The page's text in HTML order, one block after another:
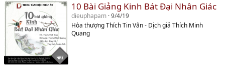
10 Bài Giảng Kinh Bát Đại Nhân Giác
dieuphapam 9/4/19
Hòa thượng Thích Tin Vân - Dịch giả Thích Minh
Quang